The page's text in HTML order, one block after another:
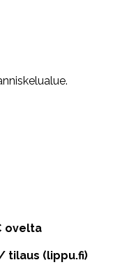
ovelta
tilaus (lippu.fi)